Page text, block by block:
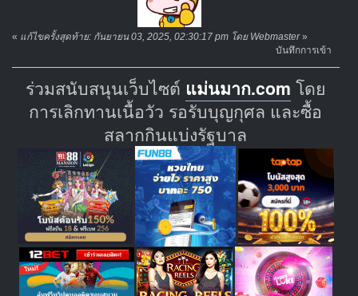
« แก้ไขครั้งสุดท้าย: กันยายน 03, 2025, 02:30:17 pm โดย Webmaster»
บันทึกการเข้า
ร่วมสนับสนุนเว็บไซต์ แม่นมาก.com โดย
การเลิกทานเนื้อวัว รอรับบุญกุศล และซื้อ
สลากกินแบ่งรัฐบาล